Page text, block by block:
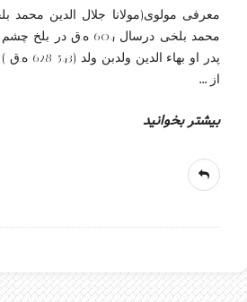
معرفی مولوی(مولانا جلال الدین محمد
محمد بلخی درسال 604
پدر او
از …
بیشتر بخوانید